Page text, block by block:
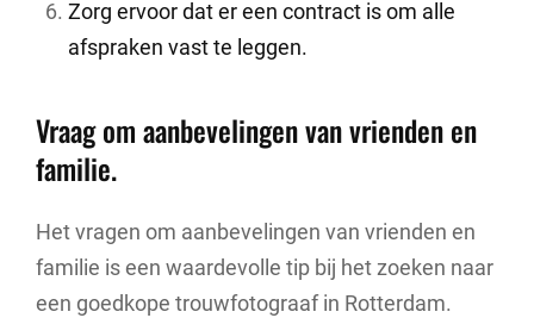
Zorg ervoor dat er een contract is om alle
afspraken vast te leggen.
Vraag om aanbevelingen van vrienden en
familie.
Het vragen om aanbevelingen van vrienden en
familie is een waardevolle tip bij het zoeken naar
een goedkope trouwfotograaf in Rotterdam.